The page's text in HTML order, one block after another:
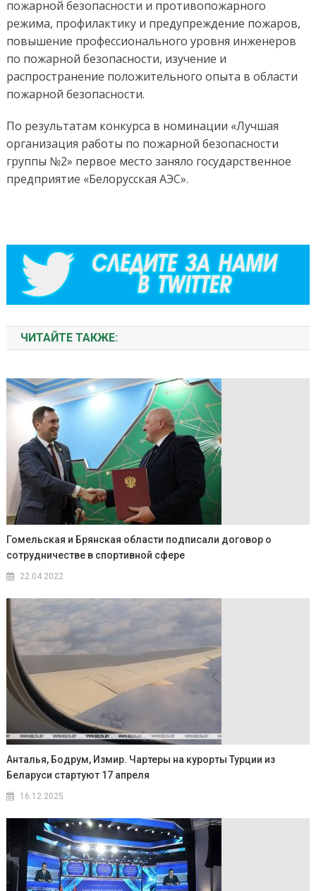
пожарной безопасности и противопожарного
режима, профилактику и предупреждение пожаров,
повышение профессионального уровня инженеров
по пожарной безопасности, изучение и
распространение положительного опыта в области
пожарной безопасности.
По результатам конкурса в номинации «Лучшая
организация работы по пожарной безопасности
группы №2» первое место заняло государственное
предприятие «Белорусская АЭС».
ЧИТАЙТЕ ТАКЖЕ:
Гомельская и Брянская области подписали договор о
сотрудничестве в спортивной сфере
22.04.2022
Анталья, Бодрум, Измир. Чартеры на курорты Турции из
Беларуси стартуют 17 апреля
16.12.2025